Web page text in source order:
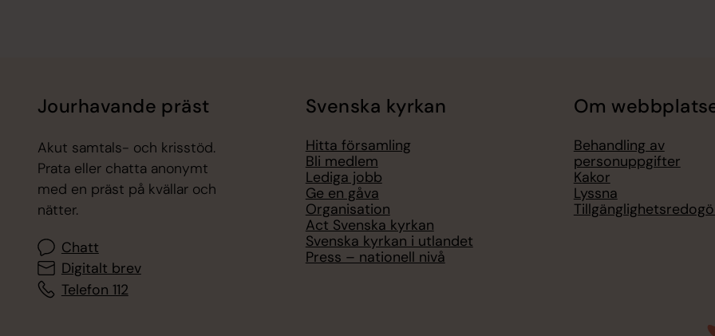
Jourhavande präst
Akut samtals- och krisstöd.
Prata eller chatta anonymt
med en präst på kvällar och
nätter.
Chatt
Digitalt brev
Telefon 112
Svenska kyrkan
Hitta församling
Bli medlem
Lediga jobb
Ge en gåva
Organisation
Act Svenska kyrkan
Svenska kyrkan i utlandet
Press – nationell nivå
Om
Behandling av
personuppgifter
Kakor
Lyssna